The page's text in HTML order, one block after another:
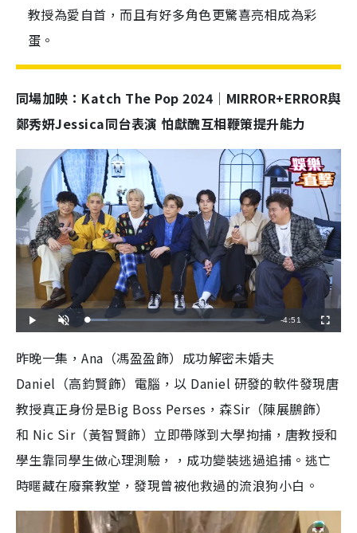
教授為愛自首，而且有好多角色更驚喜亮相成為彩
蛋。
同場加映：Katch The Pop 2024│MIRROR+ERROR與
鄭秀妍Jessica同台表演 怕獻醜互相鞭策提升能力
l
n
L
o
e
d
1
1
1
3
R
a
i
n
i
n
g
-4:51
u
e
e
昨晚一集，Ana（馮盈盈飾）成功解密未婚夫
Daniel（高鈞賢飾）電腦，以 Daniel 研發的軟件發現唐
教授真正身份是Big Boss Perses，森Sir（陳展鵬飾）
和 Nic Sir（黃智賢飾）立即帶隊到大學拘捕，唐教授和
學生靠同學生做心理測驗，，成功變裝逃過追捕。逃亡
時暱藏在廢棄教堂，發現曾被他救過的流浪狗小白。